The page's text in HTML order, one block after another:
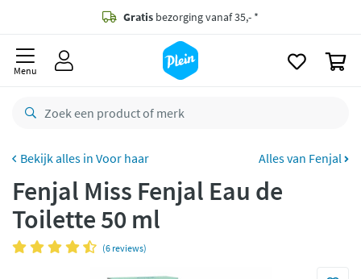
Gratis bezorging vanaf 35,- *
Bestelling uiterlijkzaterdag
retourneren
Betaal met Klarna
Menu
Voor haar Alles van Fenjal
Fenjal Miss Fenjal Eau de
Toilette 50 ml
(6 reviews)